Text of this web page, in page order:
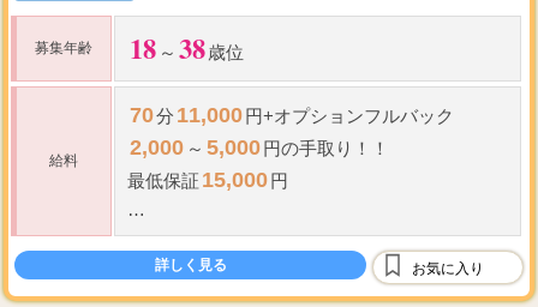
募集年齢 18 ～ 38歳位
給料
70分 11,000円+オプションフルバック
2,000 ～ 5,000円の手取り！！
最低保証 15,000円
歩合60～75％＋ボーナス
指名料全額バック
最低保証制度あり
詳しく見る お気に入り